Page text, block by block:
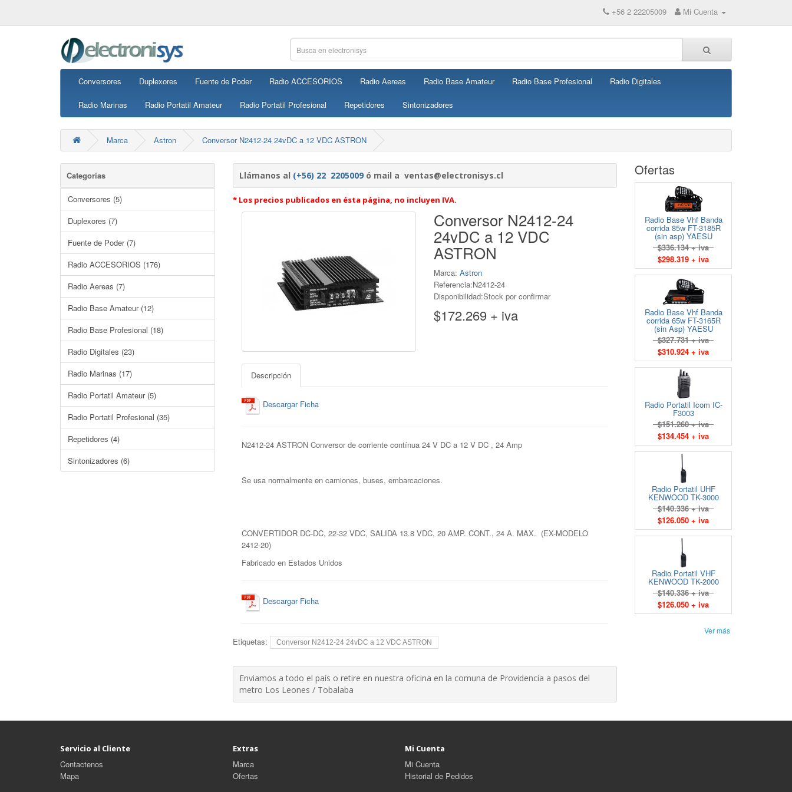
+56 2 22205009 Mi Cuenta
Conversores Duplexores Fuente de Poder Radio ACCESORIOS Radio Aereas Radio Base Amateur Radio Base Profesional Radio Digitales
Radio Marinas Radio Portatil Amateur Radio Portatil Profesional Repetidores Sintonizadores
Marca Astron Conversor N2412-24 24vDC a 12 VDC ASTRON
Categorías
Conversores (5)
Duplexores (7)
Fuente de Poder (7)
Radio ACCESORIOS (176)
Radio Aereas (7)
Radio Base Amateur (12)
Radio Base Profesional (18)
Radio Digitales (23)
Radio Marinas (17)
Radio Portatil Amateur (5)
Radio Portatil Profesional (35)
Repetidores (4)
Sintonizadores (6)
Llámanos al (+56) 22 2205009ó mail a ventas@electronisys.cl
* Los precios publicados en ésta página, no incluyen IVA.
Conversor N2412-24
24vDC a 12 VDC
ASTRON
Marca: Astron
Referencia:N2412-24
Disponibilidad:Stock por confirmar
$172.269 + iva
Descripción
Descargar Ficha
N2412-24 ASTRON Conversor de corriente contínua 24 V DC a 12 V DC , 24 Amp
Se usa normalmente en camiones, buses, embarcaciones.
CONVERTIDOR DC-DC, 22-32 VDC, SALIDA 13.8 VDC, 20 AMP. CONT., 24 A. MAX. (EX-MODELO
2412-20)
Fabricado en Estados Unidos
Descargar Ficha
Etiquetas: Conversor N2412-24 24vDC a 12 VDC ASTRON
Enviamos a todo el país o retire en nuestra oficina en la comuna de Providencia a pasos del
metro Los Leones / Tobalaba
Ofertas
Radio Base Vhf Banda
corrida 85w FT-3185R
(sin asp) YAESU
$336.134 + iva
$298.319 + iva
Radio Base Vhf Banda
corrida 65w FT-3165R
(sin Asp) YAESU
$327.731 + iva
$310.924 + iva
Radio Portatil Icom IC-
F3003
$151.260 + iva
$134.454 + iva
Radio Portatil UHF
KENWOOD TK-3000
$140.336 + iva
$126.050 + iva
Radio Portatil VHF
KENWOOD TK-2000
$140.336 + iva
$126.050 + iva
Ver más
Servicio al Cliente
Contactenos
Mapa
Extras
Marca
Ofertas
Mi Cuenta
Mi Cuenta
Historial de Pedidos